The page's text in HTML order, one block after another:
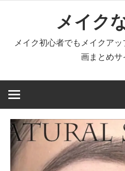
へ
キ
メイク
メイク初心者でもメイクア
画まとめサ